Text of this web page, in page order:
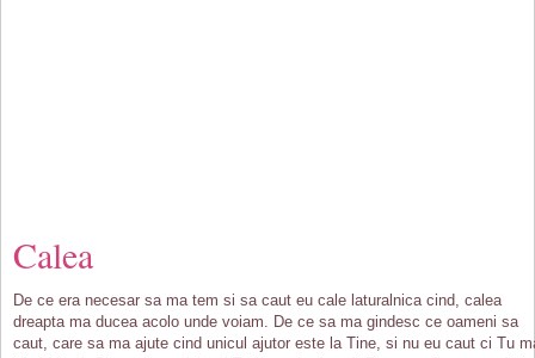
Calea
De ce era necesar sa ma tem si sa caut eu cale laturalnica cind, calea
dreapta ma ducea acolo unde voiam. De ce sa ma gindesc ce oameni sa
caut, care sa ma ajute cind unicul ajutor este la Tine, si nu eu caut ci Tu